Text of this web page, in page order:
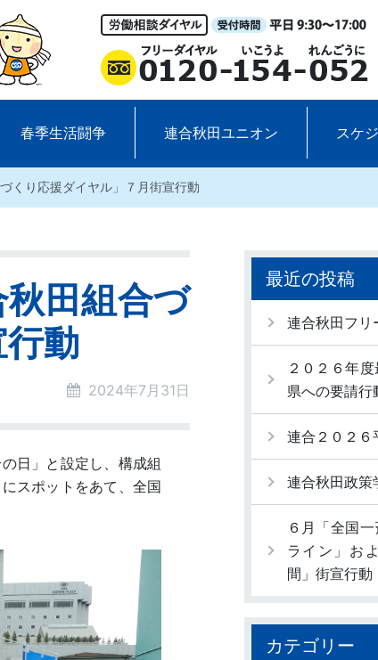
春季生活闘争 連合秋田ユニオン スケ
くり応援ダイヤル」７月街宣行動
田組合づ
動
2024年7月31日
日」と設定し、構成組
スポットをあて、全国
最近の投稿
連合秋田フリ
２０２６年
県への要請行
連合２０２６
連合秋田政策
６月「全国
ライン」お
間」街宣行動
カテゴリー